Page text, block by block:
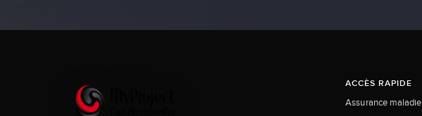
ACCÈS RAPIDE
Assurance maladie